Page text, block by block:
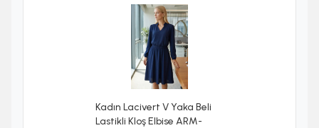
Kadın Lacivert V Yaka Beli
Lastikli Kloş Elbise ARM-